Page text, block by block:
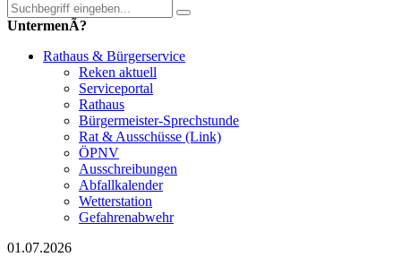
UntermenÃ?
Rathaus & Bürgerservice
Reken aktuell
Serviceportal
Rathaus
Bürgermeister-Sprechstunde
Rat & Ausschüsse (Link)
ÖPNV
Ausschreibungen
Abfallkalender
Wetterstation
Gefahrenabwehr
01.07.2026